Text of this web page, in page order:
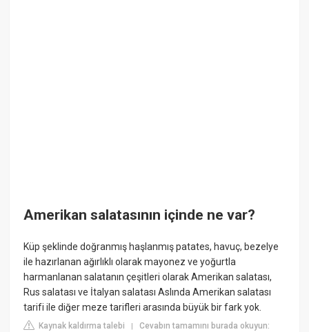
Amerikan salatasının içinde ne var?
Küp şeklinde doğranmış haşlanmış patates, havuç, bezelye
ile hazırlanan ağırlıklı olarak mayonez ve yoğurtla
harmanlanan salatanın çeşitleri olarak Amerikan salatası,
Rus salatası ve İtalyan salatası Aslında Amerikan salatası
tarifi ile diğer meze tarifleri arasında büyük bir fark yok.
Kaynak kaldırma talebi |Cevabın tamamını burada okuyun: